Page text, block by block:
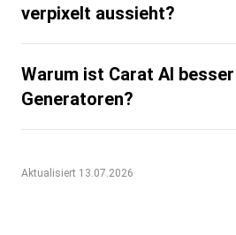
verpixelt aussieht?
Warum ist Carat AI
Generatoren?
Aktualisiert 13.07.2026